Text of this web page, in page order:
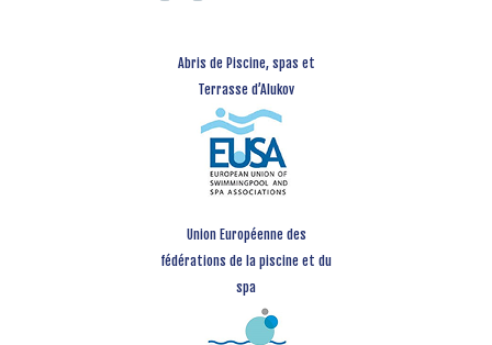
Abris de Piscine, spas et
Terrasse d’Alukov
Union Européenne des
fédérations de la piscine et du
spa